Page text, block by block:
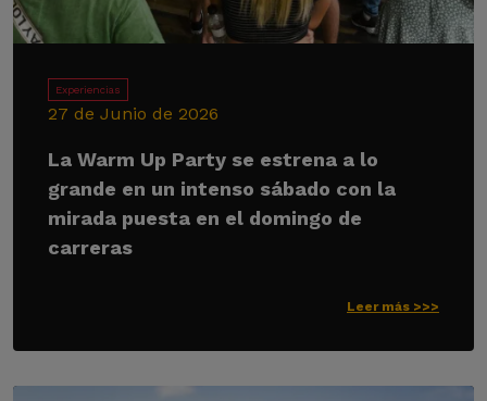
Experiencias
27 de Junio de 2026
La Warm Up Party se estrena a lo
grande en un intenso sábado con la
mirada puesta en el domingo de
carreras
Leer más >>>